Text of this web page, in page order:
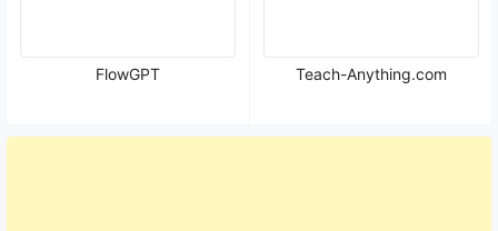
FlowGPT Teach-Anything.com